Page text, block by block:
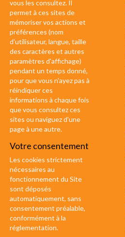
vous les consultez. Il
permet à ces sites de
mémoriser vos actions et
préférences (nom
d'utilisateur, langue, taille
des caractères et autres
paramètres d'affichage)
pendant un temps donné,
pour que vous n'ayez pas à
réindiquer ces
informations à chaque fois
que vous consultez ces
sites ou naviguez d'une
page à une autre.
Votre consentement
Les cookies strictement
nécessaires au
fonctionnement du Site
sont déposés
automatiquement, sans
consentement préalable,
conformément à la
réglementation.